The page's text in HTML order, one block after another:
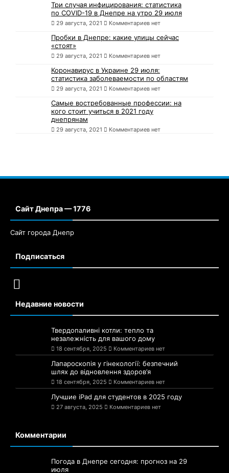
Три случая инфицирования: статистика
по COVID-19 в Днепре на утро 29 июля
29 августа, 2021 Комментариев нет
Пробки в Днепре: какие улицы сейчас
«стоят»
29 августа, 2021 Комментариев нет
Коронавирус в Украине 29 июля:
статистика заболеваемости по областям
29 августа, 2021 Комментариев нет
Самые востребованные профессии: на
кого стоит учиться в 2021 году
днепрянам
29 августа, 2021 Комментариев нет
Сайт Днепра — 1776
Сайт города Днепр
Подписаться
Недавние новости
Твердопаливні котли: тепло та
незалежність для вашого дому
18 сентября, 2025 Комментариев нет
Лапароскопія у гінекології: безпечний
шлях до відновлення здоров’я
18 сентября, 2025 Комментариев нет
Лучшие iPad для студентов в 2025 году
27 августа, 2025 Комментариев нет
Комментарии
Погода в Днепре сегодня: прогноз на 29
июля